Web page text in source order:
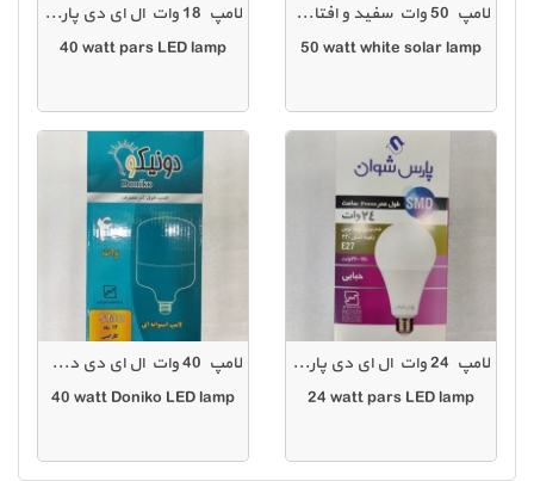
لامپ 50 وات سفید و افتابی آوا
50 watt white solar lamp
لامپ 18 وات ال ای دی پارس شوان
40 watt pars LED lamp
لامپ 24 وات ال ای دی پارس شوان
24 watt pars LED lamp
لامپ 40 وات ال ای دی دونیکو
40 watt Doniko LED lamp